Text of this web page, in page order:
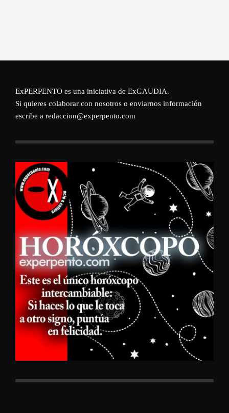
ExPERPENTO es una iniciativa de ExGAUDIA.
Si quieres colaborar con nosotros o enviarnos información
escribe a redaccion@experpento.com